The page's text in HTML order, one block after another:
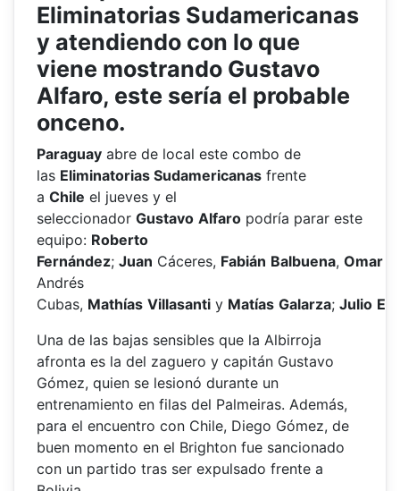
Eliminatorias Sudamericanas
y atendiendo con lo que
viene mostrando Gustavo
Alfaro, este sería el probable
onceno.
Paraguay abre de local este combo de
las Eliminatorias Sudamericanas frente
a Chile el jueves y el
seleccionador Gustavo Alfaro podría parar este
equipo: Roberto
Fernández; Juan Cáceres, Fabián Balbuena, Omar
Andrés
Cubas, Mathías Villasanti y Matías Galarza; Julio
Una de las bajas sensibles que la Albirroja
afronta es la del zaguero y capitán Gustavo
Gómez, quien se lesionó durante un
entrenamiento en filas del Palmeiras. Además,
para el encuentro con Chile, Diego Gómez, de
buen momento en el Brighton fue sancionado
con un partido tras ser expulsado frente a